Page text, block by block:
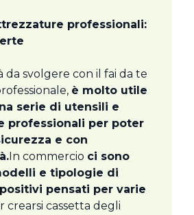
professionali:
da svolgere con il fai da te
è molto utile
serie di utensili e
professionali per poter
e con
In commercio ci sono
e tipologie di
pensati per varie
crearsi cassetta degli